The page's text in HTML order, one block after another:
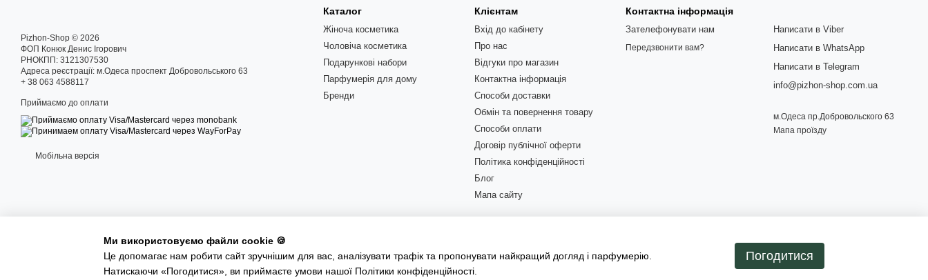
Pizhon-Shop © 2026
ФОП Конюк Денис Ігорович
РНОКПП: 3121307530
Адреса реєстрації: м.Одеса проспект Добровольського 63
+ 38 063 4588117
Приймаємо до оплати
Мобільна версія
Інтернет-магазин створений з Хорошоп
Каталог
Жіноча косметика
Чоловіча косметика
Подарункові набори
Парфумерія для дому
Бренди
Клієнтам
Вхід до кабінету
Про нас
Відгуки про магазин
Контактна інформація
Способи доставки
Обмін та повернення товару
Способи оплати
Договір публічної оферти
Політика конфіденційності
Блог
Мапа сайту
Контактна інформація
Зателефонувати нам
Передзвонити вам?
Написати в Viber
Написати в WhatsApp
Написати в Telegram
info@pizhon-shop.com.ua
м.Одеса пр.Добровольского 63
Мапа проїзду
Ми використовуємо файли cookie 🍪
Це допомагає нам робити сайт зручнішим для вас, аналізувати трафік та пропонувати найкращий догляд і парфумерію.
Натискаючи «Погодитися», ви приймаєте умови нашої Політики конфіденційності
Погодитися